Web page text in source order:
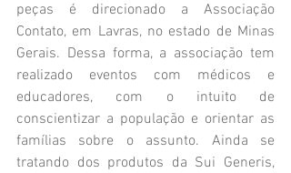
peças é direcionado a Associação
Contato, em Lavras, no estado de Minas
Gerais. Dessa forma, a associação tem
realizado eventos com médicos e
educadores, com o intuito de
conscientizar a população e orientar as
famílias sobre o assunto. Ainda se
tratando dos produtos da Sui Generis,